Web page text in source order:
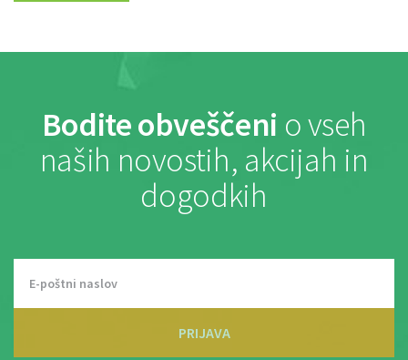
Bodite obveščeni o vseh
naših novostih, akcijah in
dogodkih
PRIJAVA